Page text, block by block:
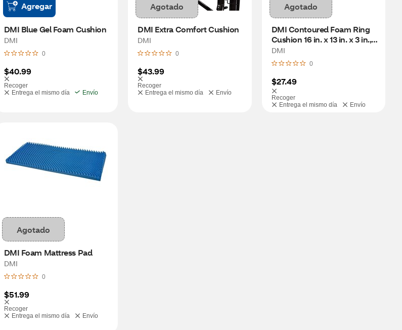
Agregar
DMI Blue Gel Foam Cushion
DMI
0
$40.99
Recoger
Entrega el mismo día
Envío
Agotado
DMI Extra Comfort Cushion
DMI
0
$43.99
Recoger
Entrega el mismo día
Envío
Agotado
DMI Contoured Foam Ring
Cushion 16 in. x 13 in. x 3 in.,
White
DMI
0
$27.49
Recoger
Entrega el mismo día
Envío
Agotado
DMI Foam Mattress Pad
DMI
0
$51.99
Recoger
Entrega el mismo día
Envío